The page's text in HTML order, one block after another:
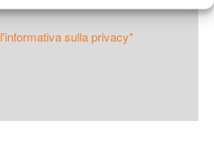
l'informativa sulla privacy*